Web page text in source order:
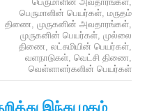
பெருமாளின் பெயர்கள், மருதம்
திணை, முருகனின் அவதாரங்கள்,
முருகனின் பெயர்கள், முல்லை
திணை, லட்சுமியின் பெயர்கள்,
வளநாடுகள், வெட்சி திணை,
வெள்ளாளர்களின் பெயர்கள்
இந்து மதம்